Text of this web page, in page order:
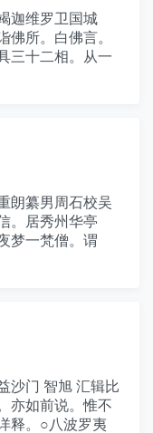
迦维罗卫国城
佛所。白佛言。
三十二相。从一
朗纂男周石校吴
。居秀州华亭
梦一梵僧。谓
沙门 智旭 汇辑比
亦如前说。惟不
释。○八波罗夷